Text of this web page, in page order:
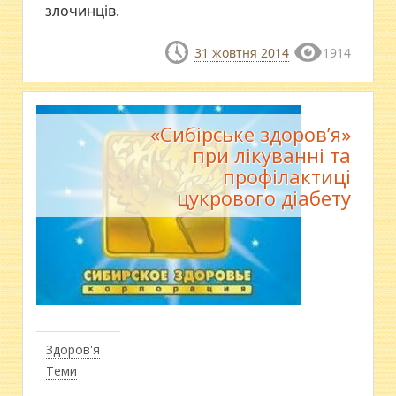
злочинців.
31 жовтня 2014 1914
Здоров'я
Теми
«Сибірське здоров’я»
при лікуванні та
профілактиці
цукрового діабету